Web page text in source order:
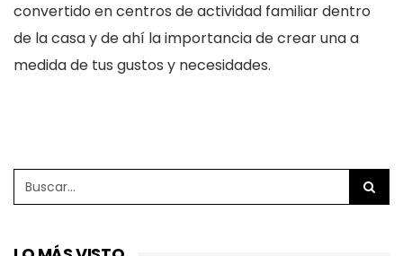
convertido en centros de actividad familiar dentro
de la casa y de ahí la importancia de crear una a
medida de tus gustos y necesidades.